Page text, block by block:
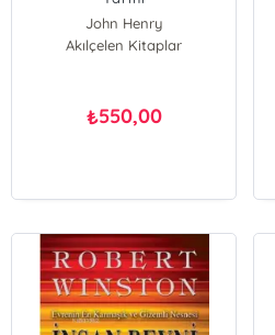
John Henry
Akılçelen Kitaplar
₺550,00